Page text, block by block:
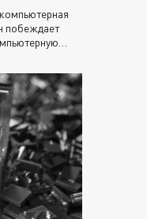
побеждает